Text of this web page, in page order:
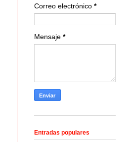
Correo electrónico *
Mensaje *
Entradas populares